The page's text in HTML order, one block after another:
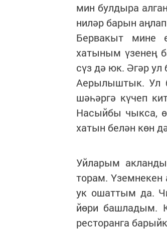
мин булдыра
ниләр барын
Бервакыт мине
хатыным үзенең
сүз дә юк. Әгәр ул
Аерылыштык. Ул
шәһәргә күчеп
Насыйбы чыкса,
хатын белән көн
Уйларым
торам.
ук ошаттым да.
йөри башладым.
ресторанга